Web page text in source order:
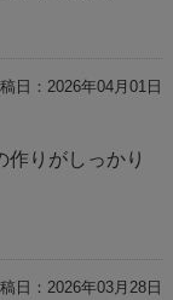
日： 2026年04月01日
りがしっかり
日： 2026年03月28日